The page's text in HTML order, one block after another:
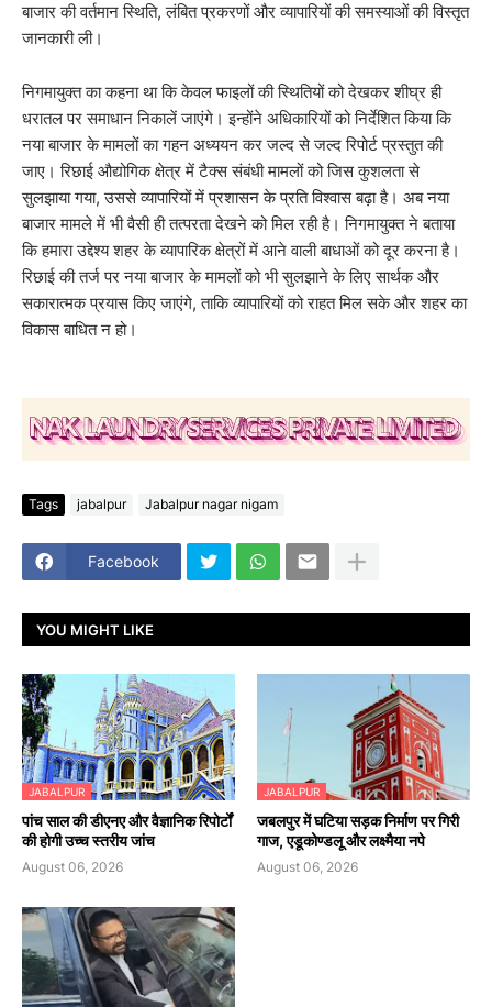
बाजार की वर्तमान स्थिति, लंबित प्रकरणों और व्यापारियों की समस्याओं की विस्तृत
जानकारी ली।
निगमायुक्त का कहना था कि केवल फाइलों की स्थितियों को देखकर शीघ्र ही
धरातल पर समाधान निकालें जाएंगे। इन्होंने अधिकारियों को निर्देशित किया कि
नया बाजार के मामलों का गहन अध्ययन कर जल्द से जल्द रिपोर्ट प्रस्तुत की
जाए। रिछाई औद्योगिक क्षेत्र में टैक्स संबंधी मामलों को जिस कुशलता से
सुलझाया गया, उससे व्यापारियों में प्रशासन के प्रति विश्वास बढ़ा है। अब नया
बाजार मामले में भी वैसी ही तत्परता देखने को मिल रही है। निगमायुक्त ने बताया
कि हमारा उद्देश्य शहर के व्यापारिक क्षेत्रों में आने वाली बाधाओं को दूर करना है।
रिछाई की तर्ज पर नया बाजार के मामलों को भी सुलझाने के लिए सार्थक और
सकारात्मक प्रयास किए जाएंगे, ताकि व्यापारियों को राहत मिल सके और शहर का
विकास बाधित न हो।
Tags jabalpur Jabalpur nagar nigam
Facebook
YOU MIGHT LIKE
JABALPUR
पांच साल की डीएनए और वैज्ञानिक रिपोर्टों
की होगी उच्च स्तरीय जांच
August 06, 2026
JABALPUR
जबलपुर में घटिया सड़क निर्माण पर गिरी
गाज, एडूकोण्डलू और लक्ष्मैया नपे
August 06, 2026